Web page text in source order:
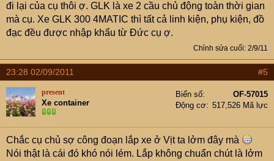
đi lại của cụ thôi ợ. GLK là xe 2 cầu chủ động toàn thời gian
mà cụ. Xe GLK 300 4MATIC thì tất cả linh kiện, phụ kiện, đồ
đạc đều được nhập khẩu từ Đức cụ ợ.
Chỉnh sửa cuối: 2/9/11
23:28 02/09/2011 #5
present
Xe container
Biển số
OF-57015
Động cơ
517,526 Mã lực
Chắc cụ chủ sợ công đoạn lắp xe ở Vịt ta lởm đây mà
Nói thật là cái đó khó nói lém. Lắp không chuẩn chút là lởm